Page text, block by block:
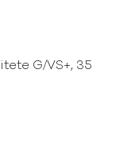
G/VS+, 35